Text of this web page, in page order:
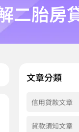
二胎房
文章分類
信用貸款文章
貸款須知文章